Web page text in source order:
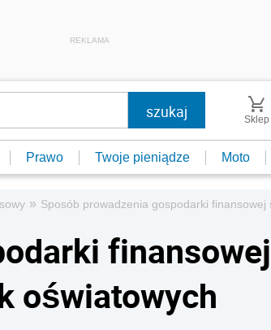
REKLAMA
Sklep
Prawo Twoje pieniądze Moto
» Sposób prowadzenia gospodarki
finansowej
oświatowych